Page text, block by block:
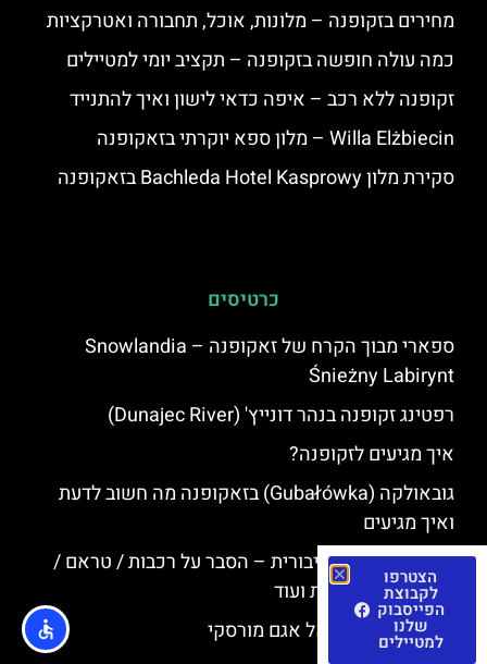
מחירים בזקופנה – מלונות, אוכל, תחבורה ואטרקציות
כמה עולה חופשה בזקופנה – תקציב יומי למטיילים
זקופנה ללא רכב – איפה כדאי לישון ואיך להתנייד
Willa Elżbiecin – מלון ספא יוקרתי בזאקופנה
סקירת מלון Bachleda Hotel Kasprowy בזאקופנה
כרטיסים
ספארי מבוך הקרח של זאקופנה – Snowlandia
Śnieżny Labirynt
רפטינג זקופנה בנהר דונייץ' (Dunajec River)
איך מגיעים לזקופנה?
גובאולקה (Gubałówka) בזאקופנה מה חשוב לדעת
ואיך מגיעים
זקפונה תחבורה ציבורית – הסבר על רכבות / טראם /
אוטובוסים / מוניות ועוד
טיולים מזקופנה אל אגם מורסקי
הצטרפו
לקבוצת
הפייסבוק
שלנו
למטיילים